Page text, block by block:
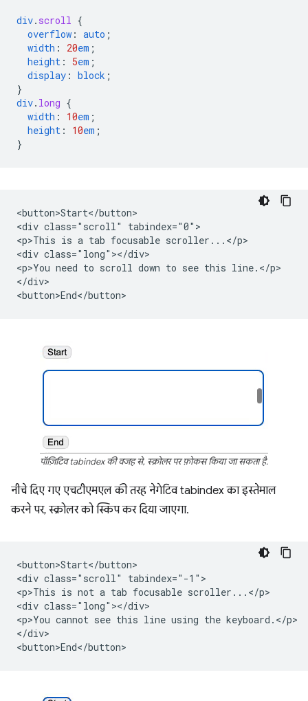
div. scroll {
overflow : auto ;
width : 20em ;
height : 5em ;
display : block ;
}
div. long {
width : 10em ;
height : 10em ;
}
<button>Start</button>
<div class="scroll" tabindex="0">
<p>This is a tab focusable scroller...</p>
<div class="long"></div>
<p>You need to scroll down to see this line.</p>
</div>
पॉज़िटिव tabindex की वजह से, स्क्रोलर पर फ़ोकस किया जा सकता है.
नीचे दिए गए एचटीएमएल की तरह नेगेटिव tabindex का इस्तेमाल
करने पर, स्क्रोलर को स्किप कर दिया जाएगा.
<button>Start</button>
<div class="scroll" tabindex="-1">
<p>This is not a tab focusable scroller...</p>
<div class="long"></div>
<p>You cannot see this line using the keyboard.</p>
</div>